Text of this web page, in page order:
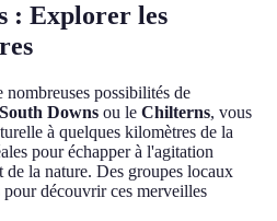
: Explorer les
nombreuses possibilités de
South Downs ou le Chilterns, vous
à quelques kilomètres de la
pour échapper à l'agitation
de la nature. Des groupes locaux
découvrir ces merveilles